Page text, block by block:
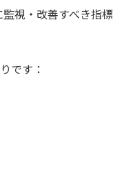
視・改善すべき指標
です：